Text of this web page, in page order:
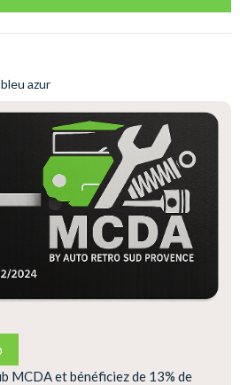
azur
MCDA et bénéficiez de 13% de